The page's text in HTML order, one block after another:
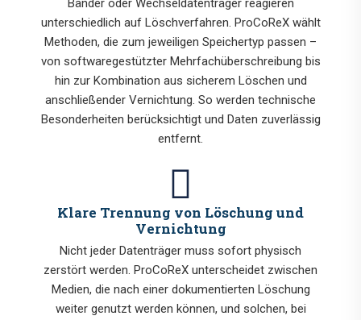
Bänder oder Wechseldatenträger reagieren
unterschiedlich auf Löschverfahren. ProCoReX wählt
Methoden, die zum jeweiligen Speichertyp passen –
von softwaregestützter Mehrfachüberschreibung bis
hin zur Kombination aus sicherem Löschen und
anschließender Vernichtung. So werden technische
Besonderheiten berücksichtigt und Daten zuverlässig
entfernt.
Klare Trennung von Löschung und
Vernichtung
Nicht jeder Datenträger muss sofort physisch
zerstört werden. ProCoReX unterscheidet zwischen
Medien, die nach einer dokumentierten Löschung
weiter genutzt werden können, und solchen, bei